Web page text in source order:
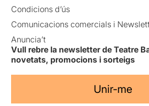
Condicions d’ús
Comunicacions comercials i
Anuncia’t
Vull rebre la newsletter de Teatre
novetats, promocions i sorteigs
Unir-me